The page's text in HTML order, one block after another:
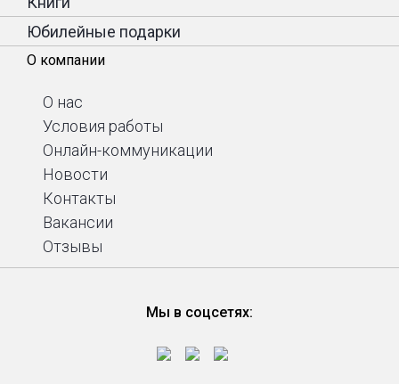
Юбилейные подарки
О компании
О нас
Условия работы
Онлайн-коммуникации
Новости
Контакты
Вакансии
Отзывы
Мы в соцсетях: